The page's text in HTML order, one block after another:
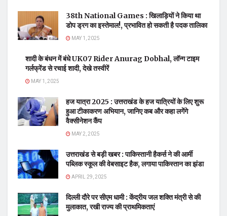
38th National Games : खिलाड़ियों ने किया था
डोप ड्रग का इस्तेमाल!, प्रभावित हो सकती है पदक तालिका
MAY 1, 2025
शादी के बंधन में बंधे UK07 Rider Anurag Dobhal, लॉन्ग टाइम
गर्लफ्रेंड से रचाई शादी, देखे तस्वीरें
MAY 1, 2025
हज यात्रा 2025 : उत्तराखंड के हज यात्रियों के लिए शुरू
हुआ टीकाकरण अभियान, जानिए कब और कहा लगेंगे
वैक्सीनेशन कैंप
MAY 2, 2025
उत्तराखंड से बड़ी खबर : पाकिस्तानी हैकर्स ने की आर्मी
पब्लिक स्कूल की वेबसाइट हैक, लगाया पाकिस्तान का झंडा
APRIL 29, 2025
दिल्ली दौरे पर सीएम धामी : केंद्रीय जल शक्ति मंत्री से की
मुलाकात, रखी राज्य की प्राथमिकताएं